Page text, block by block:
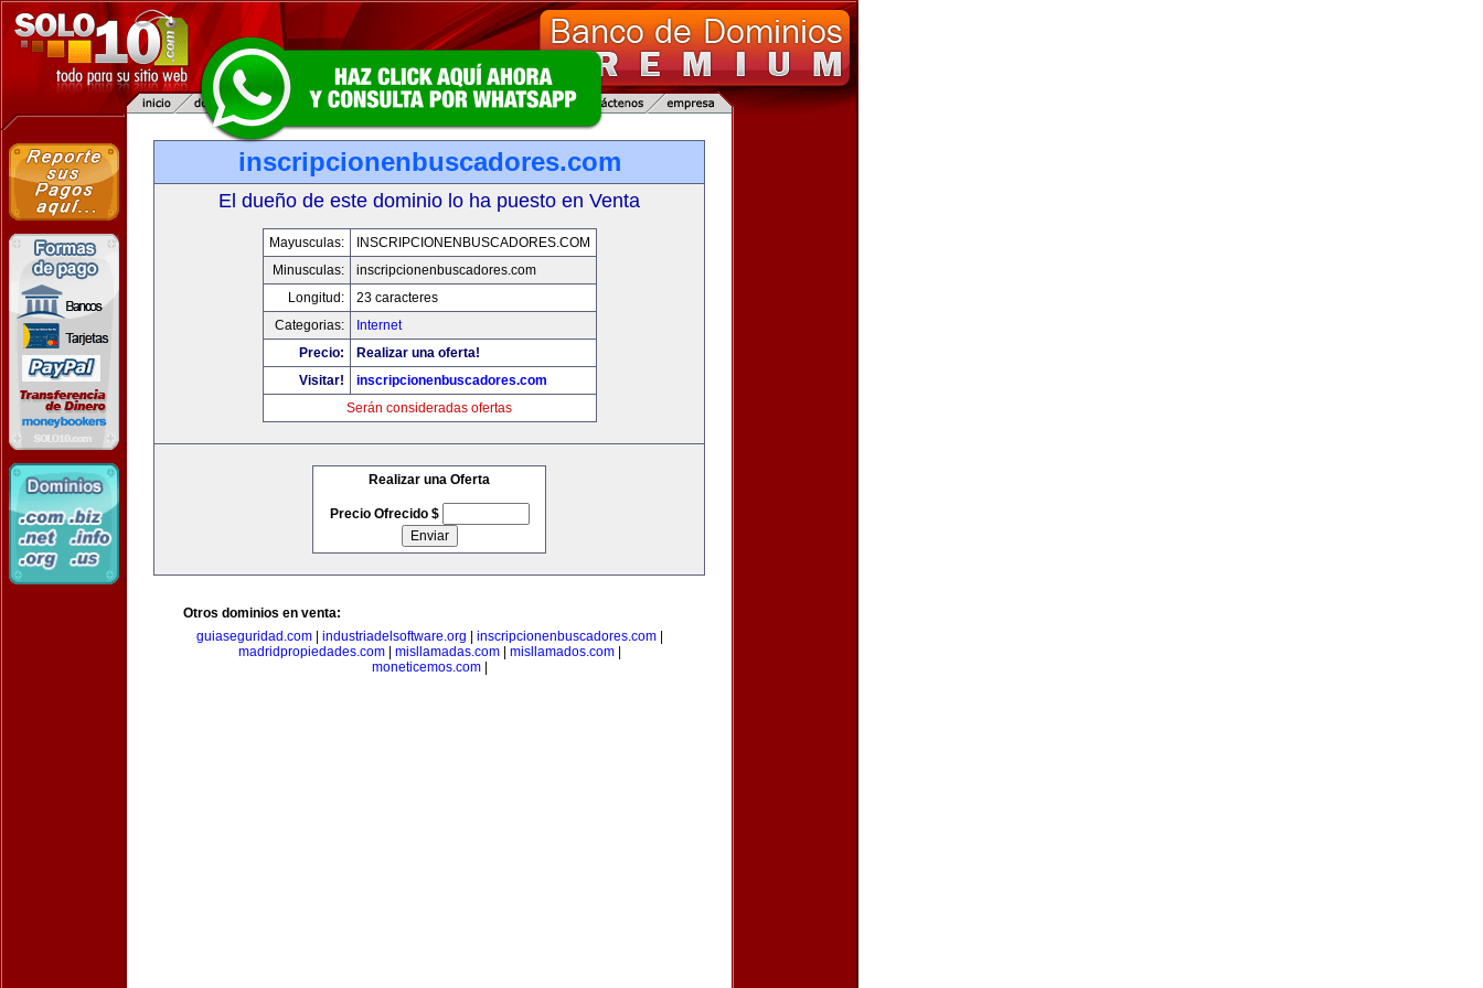
inscripcionenbuscadores.com
El dueño de este dominio lo ha puesto en Venta
Mayusculas:
INSCRIPCIONENBUSCADORES.COM
Minusculas:
inscripcionenbuscadores.com
Longitud:
23 caracteres
Categorias:
Internet
Precio:
Realizar una oferta!
Visitar!
inscripcionenbuscadores.com
Serán consideradas ofertas
Realizar una Oferta
Precio Ofrecido $
Otros dominios en venta:
guiaseguridad.com| industriadelsoftware.org inscripcionenbuscadores.com|
madridpropiedades.com| misllamadas.com| misllamados.com|
moneticemos.com|